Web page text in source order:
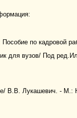
Пособие по кадровой
для вузов/ Под
В.В. Лукашевич. -